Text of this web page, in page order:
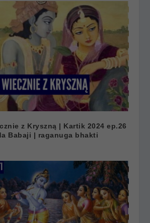
z Kryszną | Kartik 2024 ep.26
Babaji | raganuga bhakti